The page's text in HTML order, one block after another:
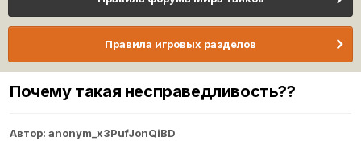
Правила игровых разделов
Почему такая несправедливость??
Автор: anonym_x3PufJonQiBD